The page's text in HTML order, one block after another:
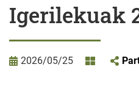
Igerilekuak
2026/05/25